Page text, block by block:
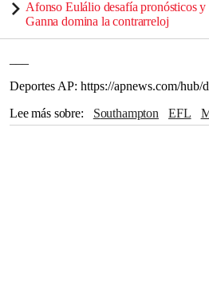
Afonso Eulálio desafía pronósticos
Ganna domina la contrarreloj
Deportes AP: https://apnews.com/hub/
Lee más sobre
Southampton EFL